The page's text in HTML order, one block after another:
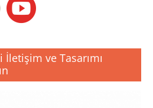
ve Tasarımı